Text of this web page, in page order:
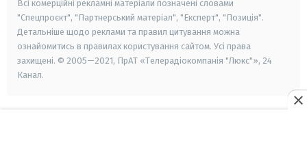
Всі комерційні рекламні матеріали позначені словами
"Спецпроєкт", "Партнерський матеріал", "Експерт", "Позиція".
Детальніше щодо реклами та правил цитування можна
ознайомитись в правилах користування сайтом. Усі права
захищені. © 2005—2021, ПрАТ «Телерадіокомпанія "Люкс"», 24
Канал.